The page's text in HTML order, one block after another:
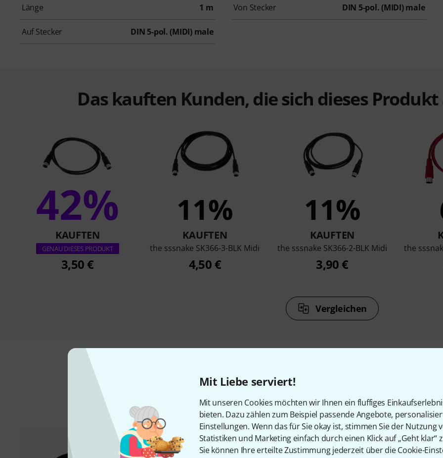
Mit Liebe serviert!
Mit unseren Cookies möchten wir Ihnen ein fluffiges
bieten. Dazu zählen zum Beispiel passende Angebote,
Einstellungen. Wenn das für Sie okay ist, stimmen Sie der Nutzung
Statistiken und Marketing einfach durch einen Klick auf „Geht klar“
Sie können Ihre erteilte Zustimmung jederzeit über die Cookie-
Länge 1 m Von Stecker DIN 5-pol. (MIDI) male
Auf Stecker DIN 5-pol. (MIDI) male
Das kauften Kunden, die sich dieses
42%
KAUFTEN
GENAU DIESES PRODUKT
3,50 €
11%
KAUFTEN
the sssnake SK366-3-BLK Midi
4,50 €
11%
KAUFTEN
the sssnake SK366-2-BLK Midi
3,90 €
the
Vergleichen
Zubehör & passende